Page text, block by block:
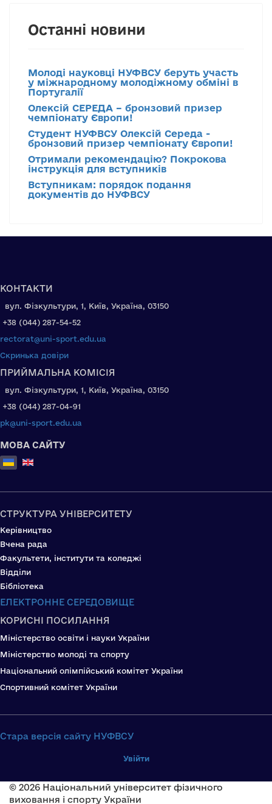
Останні новини
Молоді науковці НУФВСУ беруть участь
у міжнародному молодіжному обміні в
Португалії
Олексій СЕРЕДА – бронзовий призер
чемпіонату Європи!
Студент НУФВСУ Олексій Середа -
бронзовий призер чемпіонату Європи!
Отримали рекомендацію? Покрокова
інструкція для вступників
Вступникам: порядок подання
документів до НУФВСУ
КОНТАКТИ
вул. Фізкультури, 1, Київ, Україна, 03150
+38 (044) 287-54-52
rectorat@uni-sport.edu.ua
Скринька довіри
ПРИЙМАЛЬНА КОМІСІЯ
вул. Фізкультури, 1, Київ, Україна, 03150
+38 (044) 287-04-91
pk@uni-sport.edu.ua
МОВА САЙТУ
Оберіть свою мову
СТРУКТУРА УНІВЕРСИТЕТУ
Керівництво
Вчена рада
Факультети, інститути та коледжі
Відділи
Бібліотека
ЕЛЕКТРОННЕ СЕРЕДОВИЩЕ
КОРИСНІ ПОСИЛАННЯ
Міністерство освіти і науки України
Міністерство молоді та спорту
Національний олімпійський комітет України
Спортивний комітет України
Стара версія сайту НУФВСУ
Увійти
© 2026 Національний університет фізичного
виховання і спорту України